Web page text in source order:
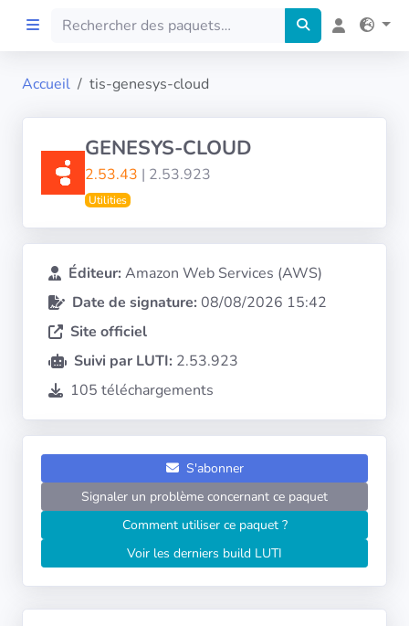
Langues
Architectures
Catégories
Licences
LIENS
Accueil tis-genesys-cloud
GENESYS-CLOUD
2.53.43 | 2.53.923
Utilities
Éditeur: Amazon Web Services (AWS)
Date de signature: 08/08/2026 15:42
Site officiel
Suivi par LUTI: 2.53.923
105 téléchargements
S'abonner
Signaler un problème concernant ce paquet
Comment utiliser ce paquet ?
Voir les derniers build LUTI